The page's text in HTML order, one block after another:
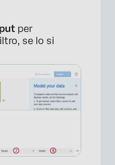
per
se lo si